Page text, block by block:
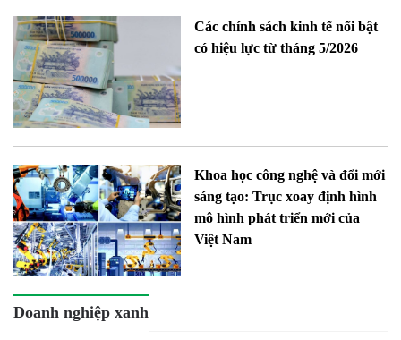
Các chính sách kinh tế nổi bật
có hiệu lực từ tháng 5/2026
Khoa học công nghệ và đổi mới
sáng tạo: Trục xoay định hình
mô hình phát triển mới của
Việt Nam
Doanh nghiệp xanh